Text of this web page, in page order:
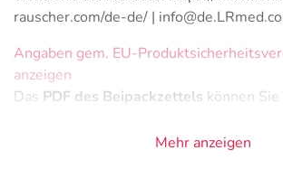
rauscher.com/de-de/ |
Angaben gem. EU-
anzeigen
Das PDF des Beipackzettels können
Mehr anzeigen